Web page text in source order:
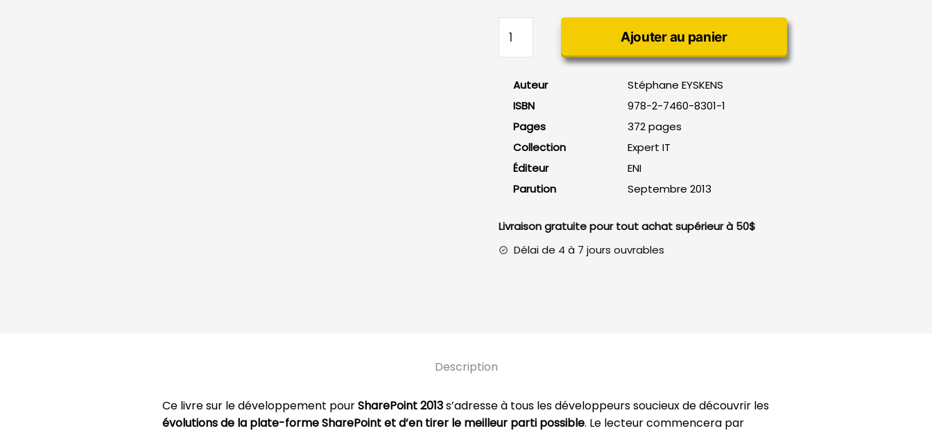
de
SharePoint
2013
.NET
Ajouter au panier
Auteur
Stéphane EYSKENS
ISBN
978-2-7460-8301-1
Pages
372 pages
Collection
Expert IT
Éditeur
ENI
Parution
Septembre 2013
Livraison gratuite pour tout achat supérieur à 50$
Délai de 4 à 7 jours ouvrables
Description
Ce livre sur le développement pourSharePoint 2013s’adresse à tous les développeurs soucieux de découvrir les
évolutions de la plate-forme SharePoint et d’en tirer le meilleur parti possible. Le lecteur commencera par